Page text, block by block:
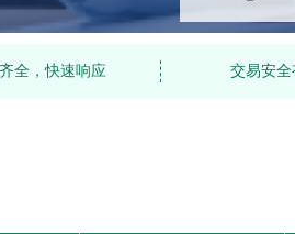
全，快速响应 交易安